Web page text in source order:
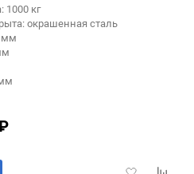
1000 кг
окрашенная сталь
мм
Добавить